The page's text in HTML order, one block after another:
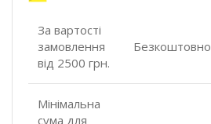
За вартості
замовлення
від 2500 грн.
Безкоштовно
Мінімальна
сума для